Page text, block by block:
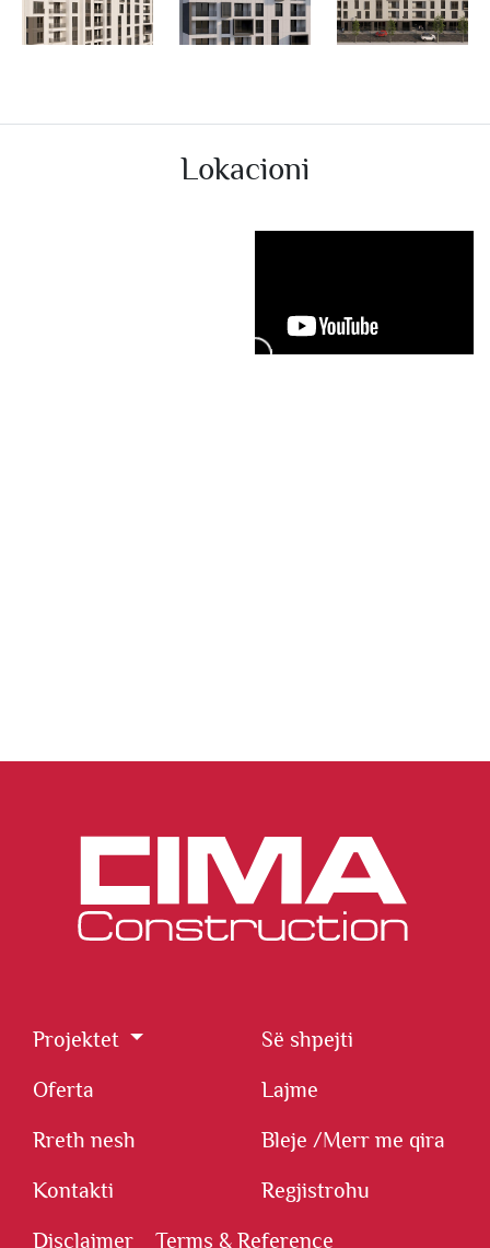
Lokacioni
Projektet Së shpejti
Oferta Lajme
Rreth nesh Bleje /Merr me qira
Kontakti Regjistrohu
Disclaimer Terms & Reference